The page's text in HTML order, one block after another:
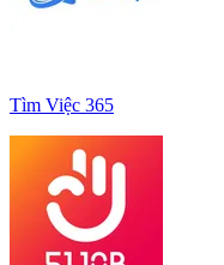
Tìm Việc 365